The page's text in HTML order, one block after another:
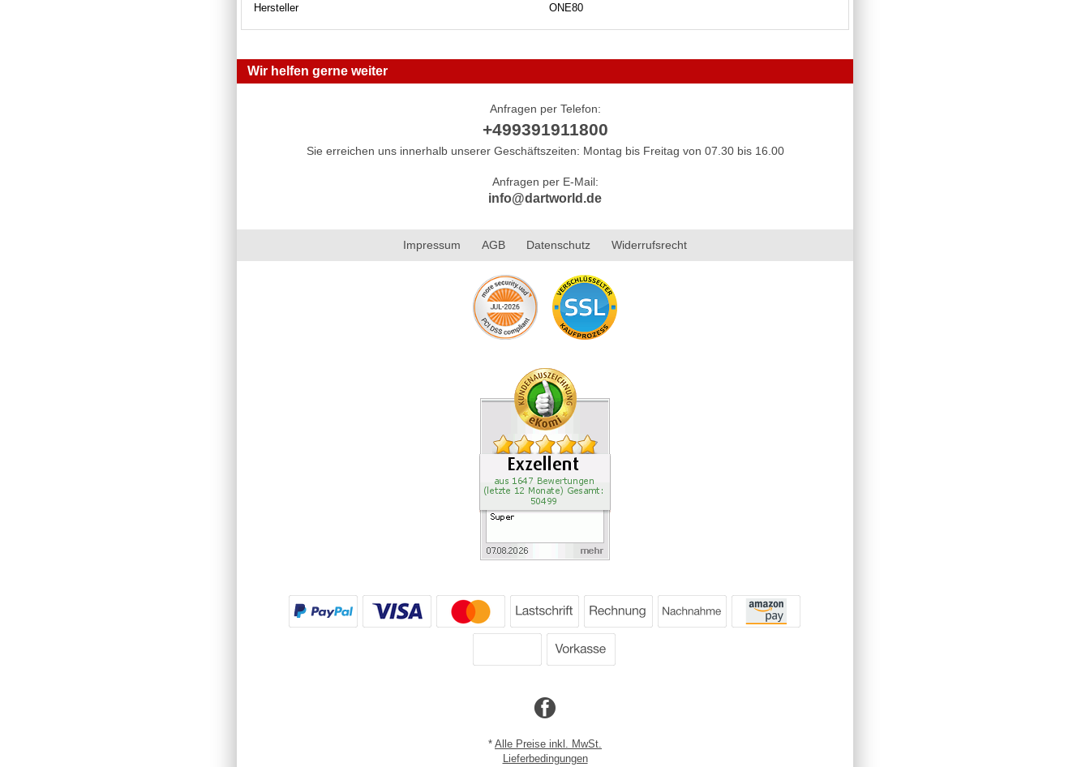
Hersteller
ONE80
Wir helfen gerne weiter
Anfragen per Telefon:
+499391911800
Sie erreichen uns innerhalb unserer Geschäftszeiten: Montag bis Freitag von 07.30 bis 16.00
Anfragen per E-Mail:
info@dartworld.de
Impressum AGB Datenschutz Widerrufsrecht
* Alle Preise inkl. MwSt.
Lieferbedingungen